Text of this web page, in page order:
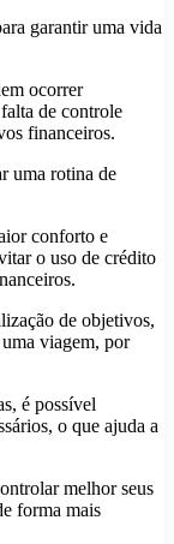
garantir uma vida
ocorrer
de controle
financeiros.
uma rotina de
conforto e
o uso de crédito
de objetivos,
viagem, por
é possível
o que ajuda a
melhor seus
forma mais